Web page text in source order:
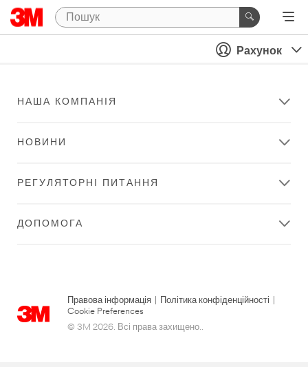
Рахунок
НАША КОМПАНІЯ
НОВИНИ
РЕГУЛЯТОРНІ ПИТАННЯ
ДОПОМОГА
Правова інформація Політика конфіденційності
Cookie Preferences
© 3M 2026. Всі права захищено..